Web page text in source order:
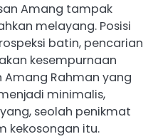
Amang tampak
melayang. Posisi
batin, pencarian
kesempurnaan
Rahman yang
minimalis,
seolah penikmat
kekosongan itu.